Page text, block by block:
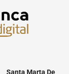
Santa Marta De